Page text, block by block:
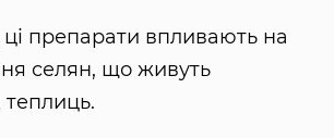
ці препарати впливають на
селян, що живуть
теплиць.